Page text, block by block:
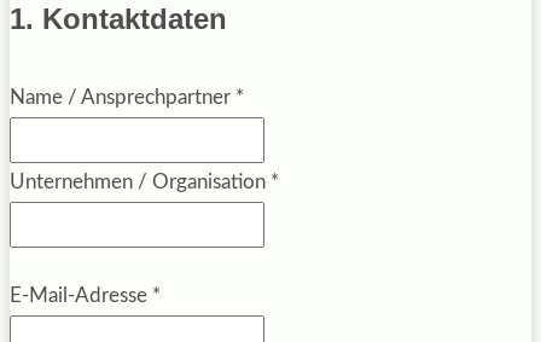
1. Kontaktdaten
Name / Ansprechpartner *
Unternehmen / Organisation *
E-Mail-Adresse *